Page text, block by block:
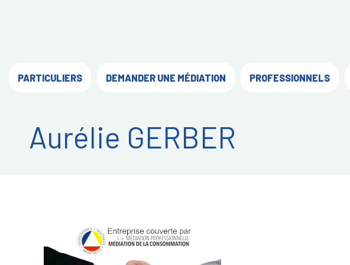
PARTICULIERS DEMANDER UNE MÉDIATION PROFESSIONNELS
Aurélie GERBER